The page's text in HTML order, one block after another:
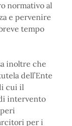
normativo al
e pervenire
tempo
inoltre che
dell’Ente
cui il
intervento
per i